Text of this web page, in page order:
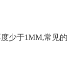
少于1MM,常见的